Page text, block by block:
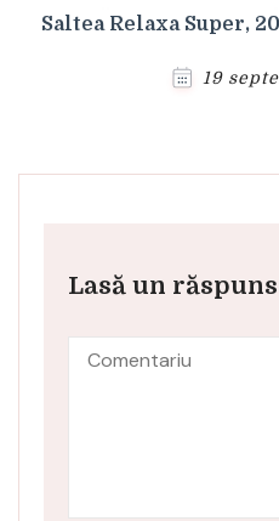
Saltea Relaxa Super,
19
Lasă un răspuns